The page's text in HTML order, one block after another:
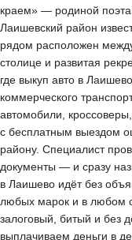
краем» — родиной
Лаишевский район
рядом расположен
столице и развитая
где выкуп авто в
коммерческого
автомобили,
с бесплатным выездом
району. Специалист
документы — и сразу
в Лаишево идёт без
любых марок и в любом
залоговый, битый и без
выплачиваем деньги в